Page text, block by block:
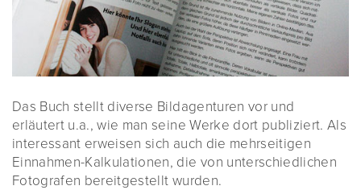
Das Buch stellt diverse Bildagenturen vor und
erläutert u.a., wie man seine Werke dort publiziert. Als
interessant erweisen sich auch die mehrseitigen
Einnahmen-Kalkulationen, die von unterschiedlichen
Fotografen bereitgestellt wurden.